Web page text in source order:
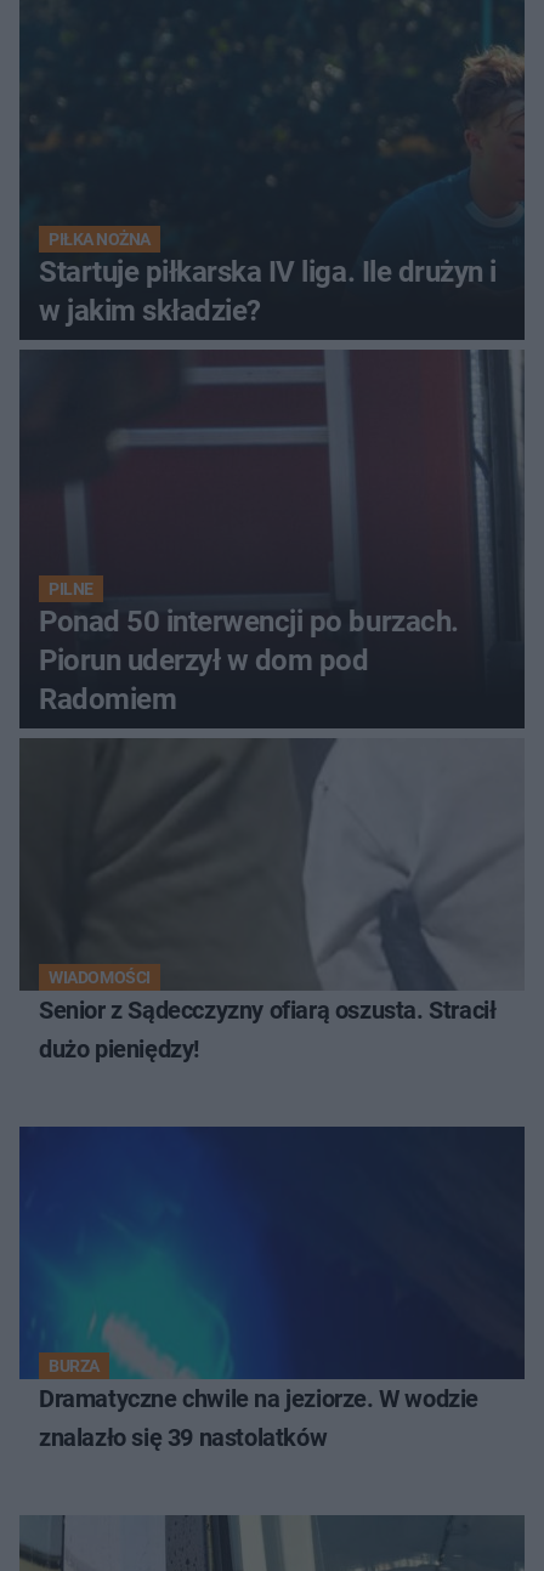
PIŁKA NOŻNA
Startuje piłkarska IV liga. Ile drużyn i
w jakim składzie?
PILNE
Ponad 50 interwencji po burzach.
Piorun uderzył w dom pod
Radomiem
WIADOMOŚCI
Senior z Sądecczyzny ofiarą oszusta. Stracił
dużo pieniędzy!
BURZA
Dramatyczne chwile na jeziorze. W wodzie
znalazło się 39 nastolatków